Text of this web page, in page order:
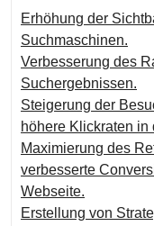
Erhöhung der
Suchmaschinen.
Verbesserung des
Suchergebnissen.
Steigerung der
höhere Klickraten
Maximierung des
verbesserte
Webseite.
Erstellung von